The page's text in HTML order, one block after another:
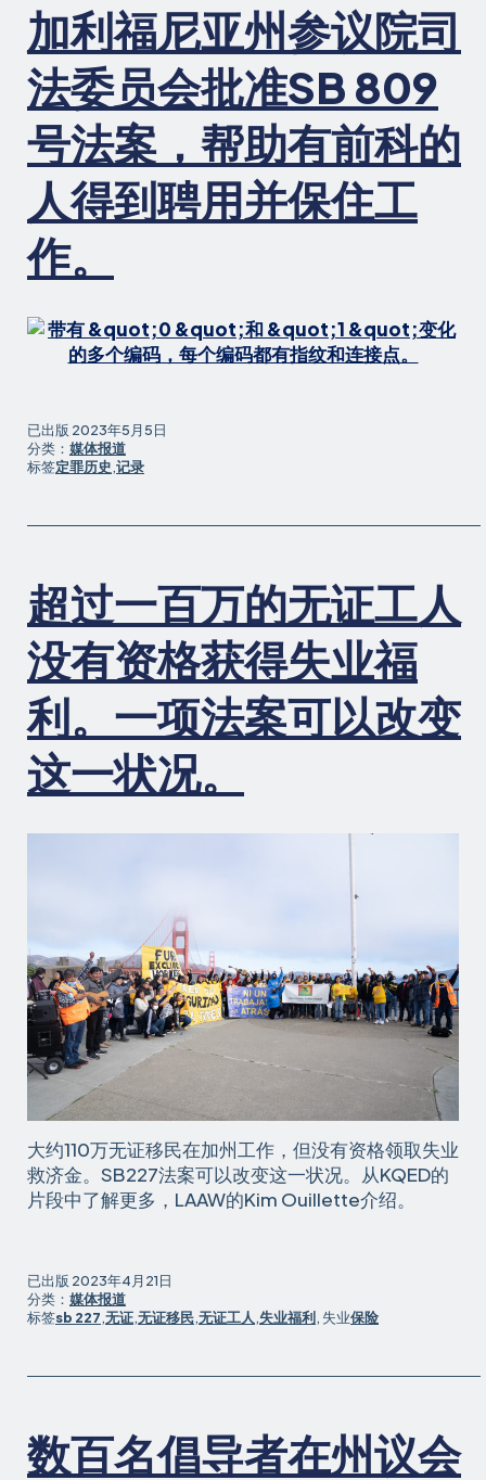
加利福尼亚州参议院司
法委员会批准SB 809
号法案，帮助有前科的
人得到聘用并保住工
作。
已出版 2023年5月5日
分类： 媒体报道
标签定罪历史,记录
超过一百万的无证工人
没有资格获得失业福
利。一项法案可以改变
这一状况。
大约110万无证移民在加州工作，但没有资格领取失业
救济金。SB227法案可以改变这一状况。从KQED的
片段中了解更多，LAAW的Kim Ouillette介绍。
已出版 2023年4月21日
分类： 媒体报道
标签sb 227,无证,无证移民,无证工人 ,失业福利 , 失业保险
数百名倡导者在州议会